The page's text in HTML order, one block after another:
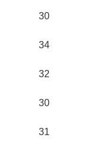
30
34
32
30
31